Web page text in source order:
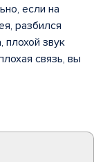
если на
разбился
плохой звук
связь, вы